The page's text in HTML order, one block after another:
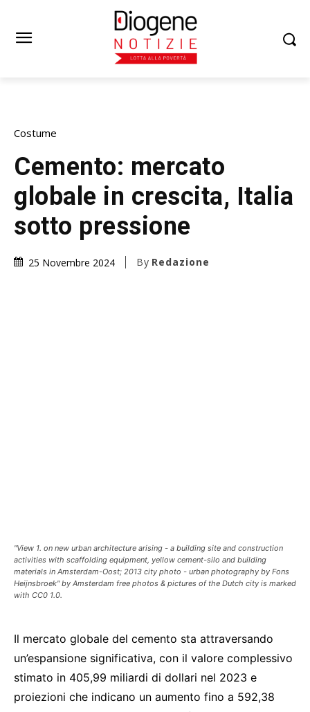
Costume
Cemento: mercato
globale in crescita, Italia
sotto pressione
25 Novembre 2024 By Redazione
"View 1. on new urban architecture arising - a building site and construction
activities with scaffolding equipment, yellow cement-silo and building
materials in Amsterdam-Oost; 2013 city photo - urban photography by Fons
Heijnsbroek" by Amsterdam free photos & pictures of the Dutch city is marked
with CC0 1.0.
Il mercato globale del cemento sta attraversando
un’espansione significativa, con il valore complessivo
stimato in 405,99 miliardi di dollari nel 2023 e
proiezioni che indicano un aumento fino a 592,38